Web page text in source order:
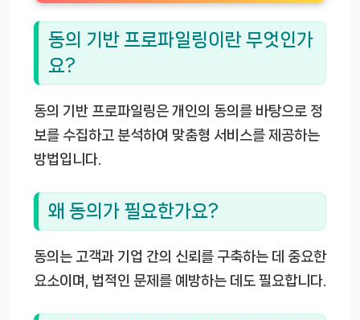
동의 기반 프로파일링이란 무엇인가
요?
동의 기반 프로파일링은 개인의 동의를 바탕으로 정
보를 수집하고 분석하여 맞춤형 서비스를 제공하는
방법입니다.
왜 동의가 필요한가요?
동의는 고객과 기업 간의 신뢰를 구축하는 데 중요한
요소이며, 법적인 문제를 예방하는 데도 필요합니다.